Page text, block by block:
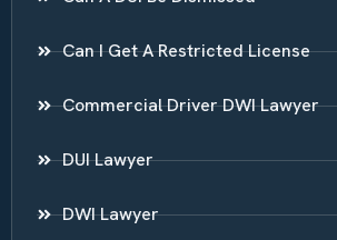
Can I Get A Restricted License
Commercial Driver DWI Lawyer
DUI Lawyer
DWI Lawyer